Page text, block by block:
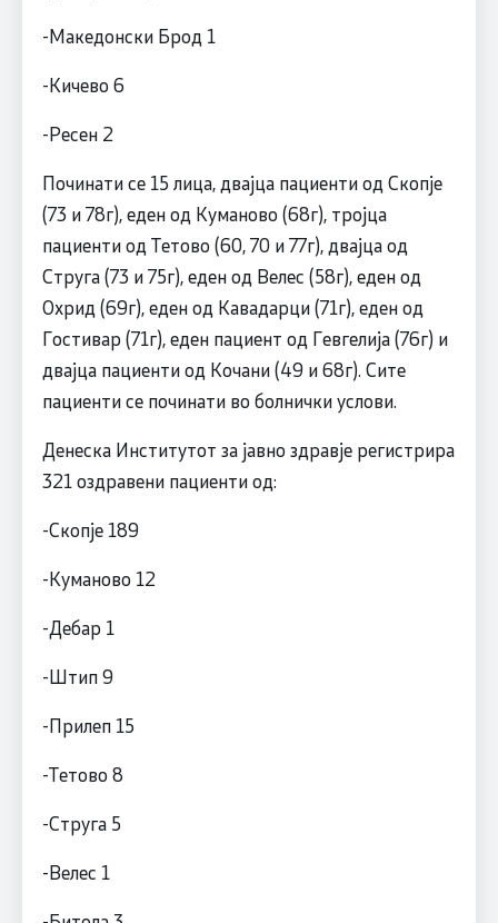
-Македонски Брод 1
-Кичево 6
-Ресен 2
Починати се 15 лица, двајца пациенти од Скопје
(73 и 78г), еден од Куманово (68г), тројца
пациенти од Тетово (60, 70 и 77г), двајца од
Струга (73 и 75г), еден од Велес (58г), еден од
Охрид (69г), еден од Кавадарци (71г), еден од
Гостивар (71г), еден пациент од Гевгелија (76г) и
двајца пациенти од Кочани (49 и 68г). Сите
пациенти се починати во болнички услови.
Денеска Институтот за јавно здравје регистрира
321 оздравени пациенти од:
-Скопје 189
-Куманово 12
-Дебар 1
-Штип 9
-Прилеп 15
-Тетово 8
-Струга 5
-Велес 1